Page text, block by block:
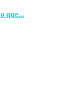
que...